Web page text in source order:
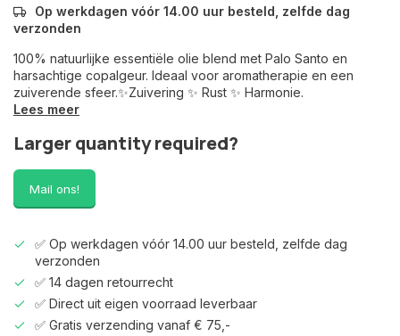
Op werkdagen vóór 14.00 uur besteld, zelfde dag
verzonden
100% natuurlijke essentiële olie blend met Palo Santo en
harsachtige copalgeur. Ideaal voor aromatherapie en een
zuiverende sfeer.✨Zuivering ✨ Rust ✨ Harmonie.
Lees meer
Larger quantity required?
Mail ons!
✅ Op werkdagen vóór 14.00 uur besteld, zelfde dag
verzonden
✅ 14 dagen retourrecht
✅ Direct uit eigen voorraad leverbaar
✅ Gratis verzending vanaf € 75,-